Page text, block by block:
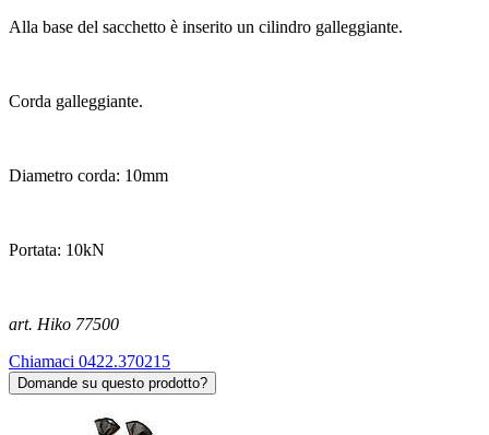
Alla base del sacchetto è inserito un cilindro galleggiante.
Corda galleggiante.
Diametro corda: 10mm
Portata: 10kN
art. Hiko 77500
Chiamaci 0422.370215
Domande su questo prodotto?